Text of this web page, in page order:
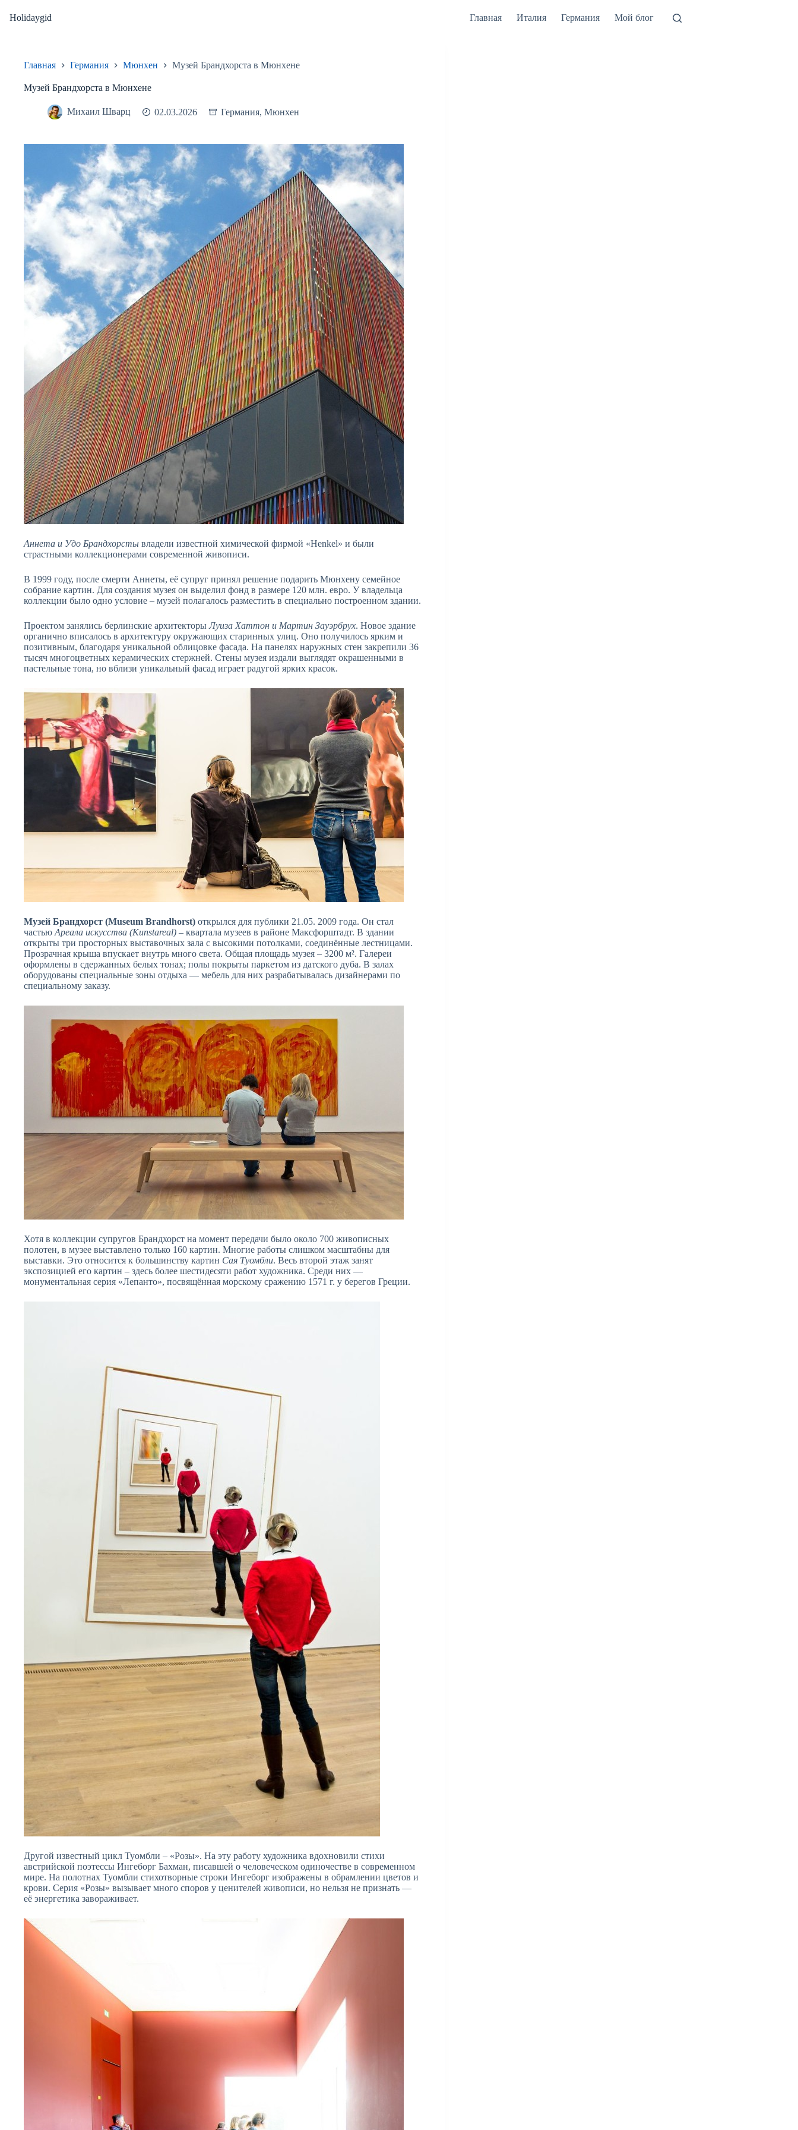
Holidaygid Главная Италия Германия Мой блог
Главная Германия Мюнхен Музей Брандхорста в Мюнхене
Музей Брандхорста в Мюнхене
Михаил Шварц 02.03.2026 Германия, Мюнхен
Аннета и Удо Брандхорсты владели известной химической фирмой «Henkel» и были
страстными коллекционерами современной живописи.
В 1999 году, после смерти Аннеты, её супруг принял решение подарить Мюнхену семейное
собрание картин. Для создания музея он выделил фонд в размере 120 млн. евро. У владельца
коллекции было одно условие – музей полагалось разместить в специально построенном здании.
Проектом занялись берлинские архитекторыЛуиза Хаттон и Мартин Зауэрбрух. Новое здание
органично вписалось в архитектуру окружающих старинных улиц. Оно получилось ярким и
позитивным, благодаря уникальной облицовке фасада. На панелях наружных стен закрепили 36
тысяч многоцветных керамических стержней. Стены музея издали выглядят окрашенными в
пастельные тона, но вблизи уникальный фасад играет радугой ярких красок.
Музей Брандхорст (Museum Brandhorst) открылся для публики 21.05. 2009 года. Он стал
частью Ареала искусства (Kunstareal) – квартала музеев в районе Максфорштадт. В здании
открыты три просторных выставочных зала с высокими потолками, соединённые лестницами.
Прозрачная крыша впускает внутрь много света. Общая площадь музея – 3200 м². Галереи
оформлены в сдержанных белых тонах; полы покрыты паркетом из датского дуба. В залах
оборудованы специальные зоны отдыха — мебель для них разрабатывалась дизайнерами по
специальному заказу.
Хотя в коллекции супругов Брандхорст на момент передачи было около 700 живописных
полотен, в музее выставлено только 160 картин. Многие работы слишком масштабны для
выставки. Это относится к большинству картин Сая Туомбли. Весь второй этаж занят
экспозицией его картин – здесь более шестидесяти работ художника. Среди них —
монументальная серия «Лепанто», посвящённая морскому сражению 1571 г. у берегов Греции.
Другой известный цикл Туомбли – «Розы». На эту работу художника вдохновили стихи
австрийской поэтессы Ингеборг Бахман, писавшей о человеческом одиночестве в современном
мире. На полотнах Туомбли стихотворные строки Ингеборг изображены в обрамлении цветов и
крови. Серия «Розы» вызывает много споров у ценителей живописи, но нельзя не признать —
её энергетика завораживает.